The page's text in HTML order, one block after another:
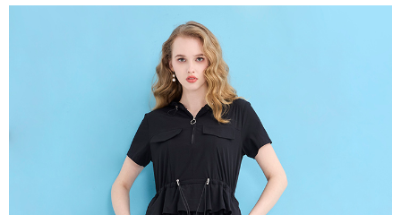
每筆NT$80，滿NT$2,000(含以上)免運費
7-11付款後取貨-訂單滿 $2000 元即享免運服務-未滿則另收
每筆NT$80，滿NT$2,000(含以上)免運費
宅配送到家-訂單滿 $2000 元即享免運服務-未滿則另收 $120 元物
每筆NT$120，滿NT$2,000(含以上)免運費